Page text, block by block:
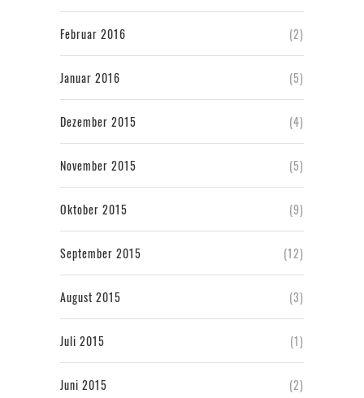
Februar 2016 (2)
Januar 2016 (5)
Dezember 2015 (4)
November 2015 (5)
Oktober 2015 (9)
September 2015 (12)
August 2015 (3)
Juli 2015 (1)
Juni 2015 (2)